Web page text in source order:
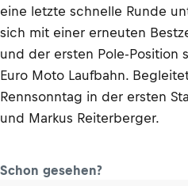
eine letzte schnelle Runde
sich mit einer erneuten
und der ersten Pole-Position
Euro Moto Laufbahn.
Rennsonntag in der ersten
und Markus Reiterberger.
Schon gesehen?